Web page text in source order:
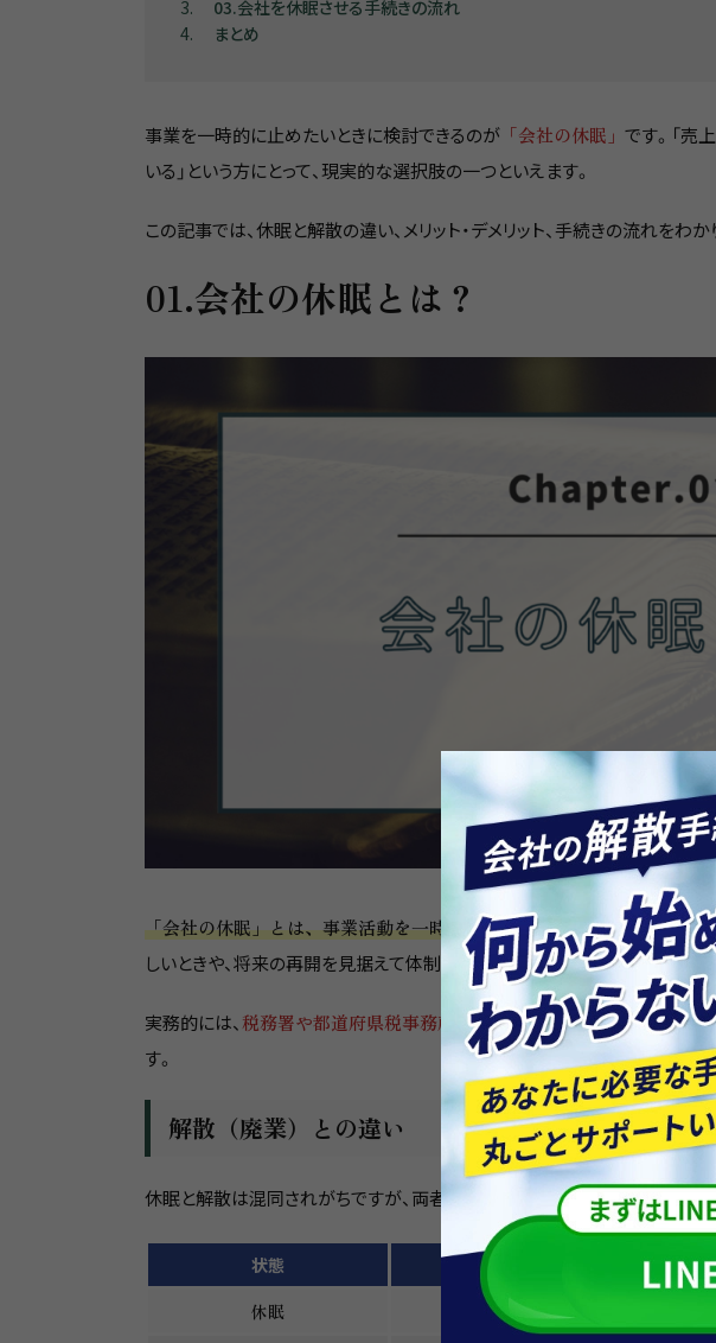
3
03.会社を休眠させる手続きの流れ
4
まとめ
事業を一時的に止めたいときに検討できるのが 「会社の休眠」 です。「売
いる」という方にとって、現実的な選択肢の一つといえます。
この記事では、休眠と解散の違い、メリット・デメリット、手続きの流れをわか
01.会社の休眠とは？
「会社の休眠」とは、事業活動を一時的に止めて、会社の法人格を残
しいときや、将来の再開を見据えて体制を整えたいときに選ばれる方法です
実務的には、税務署や都道府県税事務所へ「異動届（休業届）」を提出
す。
解散（廃業）との違い
休眠と解散は混同されがちですが、両者には明確な違いがあります。
状態 法人格
休眠
残る